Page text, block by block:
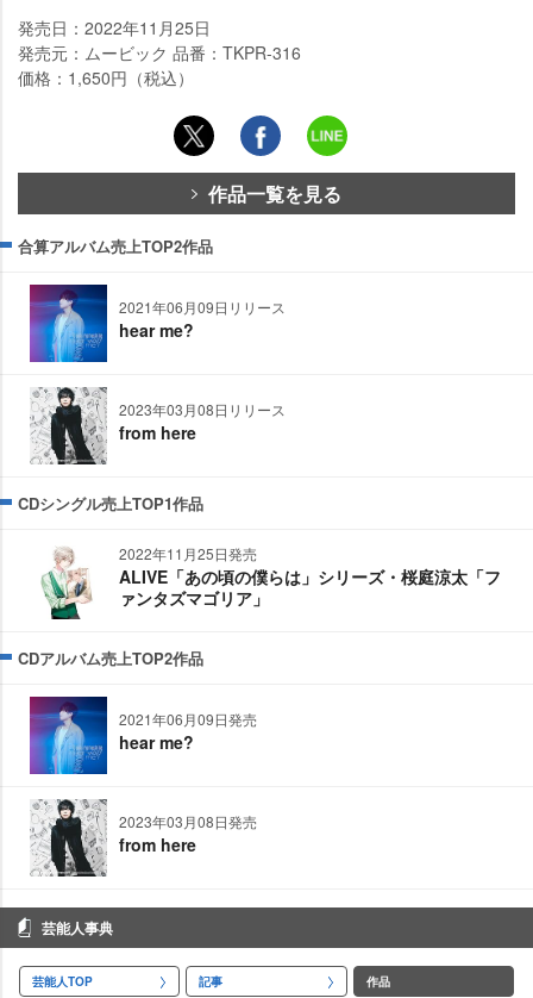
発売日：2022年11月25日
発売元：ムービック 品番：TKPR-316
価格：1,650円（税込）
作品一覧を見る
合算アルバム売上TOP2作品
2021年06月09日リリース
hear me?
2023年03月08日リリース
from here
CDシングル売上TOP1作品
2022年11月25日発売
ALIVE「あの頃の僕らは」シリーズ・桜庭涼太「フ
ァンタズマゴリア」
CDアルバム売上TOP2作品
2021年06月09日発売
hear me?
2023年03月08日発売
from here
芸能人事典
芸能人TOP 記事 作品